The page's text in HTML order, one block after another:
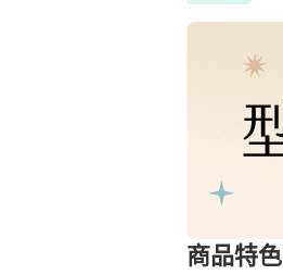
商品特色